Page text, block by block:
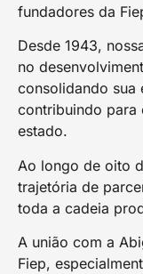
fundadores da
Desde 1943,
no
consolidando sua
contribuindo para
estado.
Ao longo de oito
trajetória de
toda a cadeia
A união com a
Fiep,